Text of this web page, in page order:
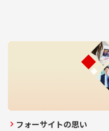
フォーサイトの思い